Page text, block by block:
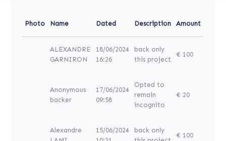
Photo Name Dated Description Amount
ALEXANDRE
GARNIRON
18/06/2024
16:26
back only
this project
€ 100
Anonymous
backer
17/06/2024
09:58
Opted to
remain
incognito
€ 20
Alexandre
15/06/2024
back only
€ 100